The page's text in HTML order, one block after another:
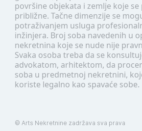
površine objekata i zemlje koje
približne. Tačne dimenzije se
potraživanjem usluga
inžinjera. Broj soba navedenih u
nekretnina koje se nude nije
Svaka osoba treba da se
advokatom, arhitektom, da
soba u predmetnoj nekretnini,
koriste legalno kao spavaće sobe.
© Arts Nekretnine zadržava sva prava